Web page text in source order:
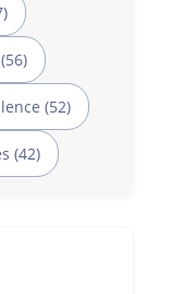
(52)
(42)